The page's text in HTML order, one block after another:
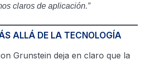
claros de aplicación.”
ALLÁ DE LA TECNOLOGÍA
Grunstein deja en claro que la